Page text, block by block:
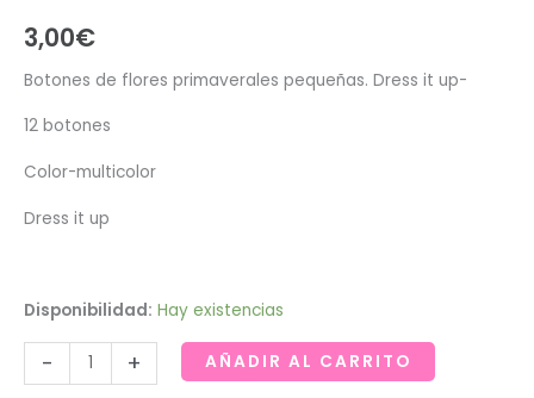
3,00€
Botones de flores primaverales pequeñas. Dress it up-
12 botones
Color-multicolor
Dress it up
Disponibilidad: Hay existencias
-
Botones
de
+ AÑADIR AL CARRITO